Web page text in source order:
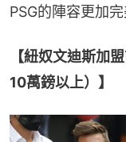
PSG的陣容更加完
【紐奴文迪斯加
10萬鎊以上）】